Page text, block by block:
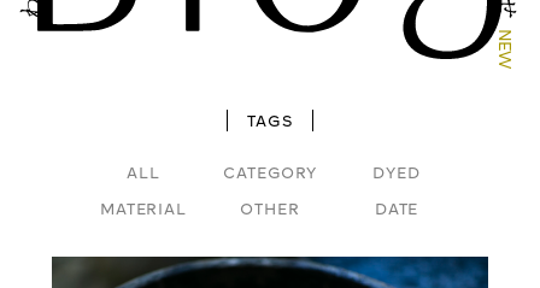
わ
N
E
W
せ
TAGS
ALL CATEGORY
DYED
MATERIAL
OTHER DATE